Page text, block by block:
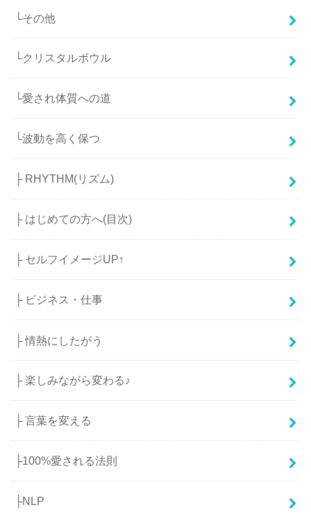
└その他
└クリスタルボウル
└愛され体質への道
└波動を高く保つ
├ RHYTHM(リズム)
├ はじめての方へ(目次)
├ セルフイメージUP↑
├ ビジネス・仕事
├ 情熱にしたがう
├ 楽しみながら変わる♪
├ 言葉を変える
├100%愛される法則
├NLP